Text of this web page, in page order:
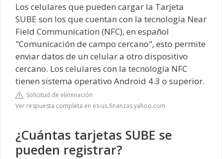
Los celulares que pueden cargar la Tarjeta
SUBE son los que cuentan con la tecnología Near
Field Communication (NFC), en español
"Comunicación de campo cercano", esto permite
enviar datos de un celular a otro dispositivo
cercano. Los celulares con la tecnología NFC
tienen sistema operativo Android 4.3 o superior.
Solicitud de eliminación
Ver respuesta completa en es-us.finanzas.yahoo.com
¿Cuántas tarjetas SUBE se
pueden registrar?